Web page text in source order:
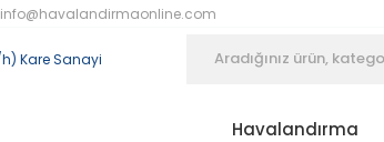
info@havalandirmaonline.com
Havalandırma